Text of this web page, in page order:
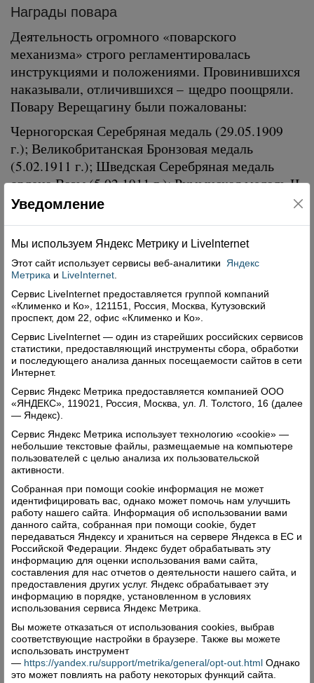
Награды повара
Деятельность огромного «поварского
механизма» строго регламентировалась
инструкциями и положениями. Провинившихся
наказывали, отличившихся – щедро поощряли.
Повару Верещагину были пожалованы:
Черногорская Серебряная медаль (29.05.1909
г.); Великобританская Бронзовая медаль
(5.02.1911 г.); Шведская Серебряная медаль
ордена Вазы (5.02.1911 г.); Румынская медаль II
класса «За заслуги» (18.05.1911 г.).
Всемилостивейше пожалована Светло-
бронзовая медаль «В память 100-летия
Отечественной войны 1812 года» (15.08.1912 г.).
Высочайше разрешено принять и носить
Болгарскую Бронзовую медаль с короной «За
заслуги» (1.02.1913 г.).
Всемилостивейше пожалована Светло-
бронзовая медаль «300 лет Дома Романовых»
(21 февраля 1913 г.).
Высочайше разрешено принять и носить
Гессенский знак «За заслуги» (15.04.1914 г.).
Высочайше разрешено принять и носить
Сербскую Серебряную медаль с Короной
(25.03.1915 г.).
За особые труды по обслуживанию поездок Его
Величества в действующую армию
Всемилостивейше пожалована Серебряная
медаль «За усердие» на Станиславской ленте
(6.05.1915 года). В декабре 1915 года он
получил звание потомственного Почетного
гражданина.
Последний снимок
…В январе 2014 года в издательстве храма св.
Уведомление
Мы используем Яндекс Метрику и Livelnternet
Этот сайт использует сервисы веб-аналитики
Яндекс
Метрика и LiveInternet
Сервис LiveInternet предоставляется группой компаний
«Клименко и Ко», 121151, Россия, Москва, Кутузовский
проспект, дом 22, офис «Клименко и Ко».
Сервис LiveInternet — один из старейших российских сервисов
статистики, предоставляющий инструменты сбора, обработки
и последующего анализа данных посещаемости сайтов в сети
Интернет.
Сервис Яндекс Метрика предоставляется компанией ООО
«ЯНДЕКС», 119021, Россия, Москва, ул. Л. Толстого, 16 (далее
— Яндекс).
Сервис Яндекс Метрика использует технологию «cookie» —
небольшие текстовые файлы, размещаемые на компьютере
пользователей с целью анализа их пользовательской
активности.
Собранная при помощи cookie информация не может
идентифицировать вас, однако может помочь нам улучшить
работу нашего сайта. Информация об использовании вами
данного сайта, собранная при помощи cookie, будет
передаваться Яндексу и храниться на сервере Яндекса в ЕС и
Российской Федерации. Яндекс будет обрабатывать эту
информацию для оценки использования вами сайта,
составления для нас отчетов о деятельности нашего сайта, и
предоставления других услуг. Яндекс обрабатывает эту
информацию в порядке, установленном в условиях
использования сервиса Яндекс Метрика.
Вы можете отказаться от использования cookies, выбрав
соответствующие настройки в браузере. Также вы можете
использовать инструмент
— https://yandex.ru/support/metrika/general/opt-out.html Однако
это может повлиять на работу некоторых функций сайта.